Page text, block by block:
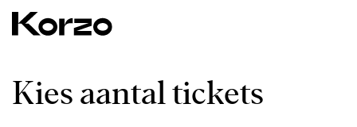
Kies aantal tickets